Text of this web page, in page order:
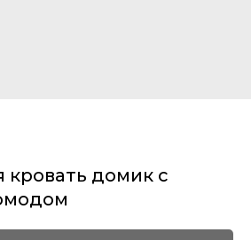
кровать домик с